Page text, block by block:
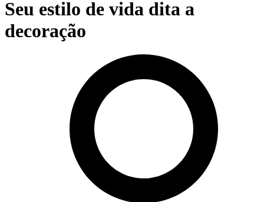
Seu estilo de vida dita a
decoração